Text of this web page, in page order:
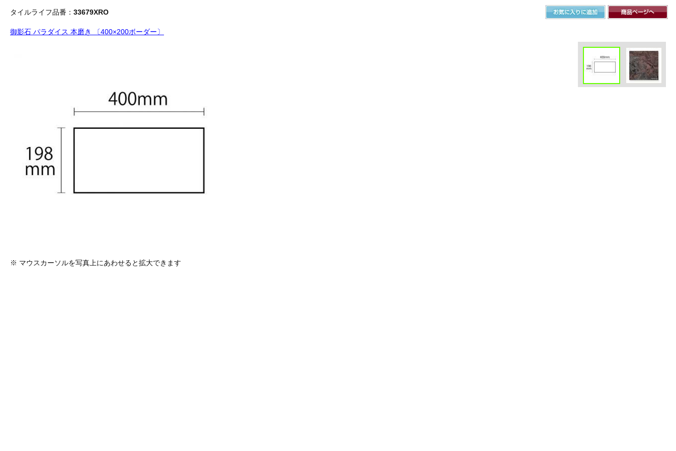
タイルライフ品番： 33679XRO
御影石 パラダイス 本磨き 〔400×200ボーダー〕
※ マウスカーソルを写真上にあわせると拡大できます